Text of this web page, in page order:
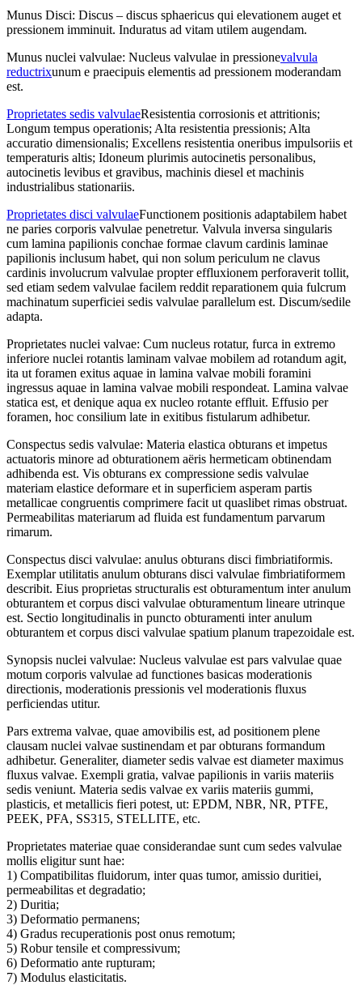
Munus Disci: Discus – discus sphaericus qui elevationem auget et
pressionem imminuit. Induratus ad vitam utilem augendam.
Munus nuclei valvulae: Nucleus valvulae in pressionevalvula
reductrixunum e praecipuis elementis ad pressionem moderandam
est.
Proprietates sedis valvulaeResistentia corrosionis et attritionis;
Longum tempus operationis; Alta resistentia pressionis; Alta
accuratio dimensionalis; Excellens resistentia oneribus impulsoriis et
temperaturis altis; Idoneum plurimis autocinetis personalibus,
autocinetis levibus et gravibus, machinis diesel et machinis
industrialibus stationariis.
Proprietates disci valvulaeFunctionem positionis adaptabilem habet
ne paries corporis valvulae penetretur. Valvula inversa singularis
cum lamina papilionis conchae formae clavum cardinis laminae
papilionis inclusum habet, qui non solum periculum ne clavus
cardinis involucrum valvulae propter effluxionem perforaverit tollit,
sed etiam sedem valvulae facilem reddit reparationem quia fulcrum
machinatum superficiei sedis valvulae parallelum est. Discum/sedile
adapta.
Proprietates nuclei valvae: Cum nucleus rotatur, furca in extremo
inferiore nuclei rotantis laminam valvae mobilem ad rotandum agit,
ita ut foramen exitus aquae in lamina valvae mobili foramini
ingressus aquae in lamina valvae mobili respondeat. Lamina valvae
statica est, et denique aqua ex nucleo rotante effluit. Effusio per
foramen, hoc consilium late in exitibus fistularum adhibetur.
Conspectus sedis valvulae: Materia elastica obturans et impetus
actuatoris minore ad obturationem aëris hermeticam obtinendam
adhibenda est. Vis obturans ex compressione sedis valvulae
materiam elastice deformare et in superficiem asperam partis
metallicae congruentis comprimere facit ut quaslibet rimas obstruat.
Permeabilitas materiarum ad fluida est fundamentum parvarum
rimarum.
Conspectus disci valvulae: anulus obturans disci fimbriatiformis.
Exemplar utilitatis anulum obturans disci valvulae fimbriatiformem
describit. Eius proprietas structuralis est obturamentum inter anulum
obturantem et corpus disci valvulae obturamentum lineare utrinque
est. Sectio longitudinalis in puncto obturamenti inter anulum
obturantem et corpus disci valvulae spatium planum trapezoidale est.
Synopsis nuclei valvulae: Nucleus valvulae est pars valvulae quae
motum corporis valvulae ad functiones basicas moderationis
directionis, moderationis pressionis vel moderationis fluxus
perficiendas utitur.
Pars extrema valvae, quae amovibilis est, ad positionem plene
clausam nuclei valvae sustinendam et par obturans formandum
adhibetur. Generaliter, diameter sedis valvae est diameter maximus
fluxus valvae. Exempli gratia, valvae papilionis in variis materiis
sedis veniunt. Materia sedis valvae ex variis materiis gummi,
plasticis, et metallicis fieri potest, ut: EPDM, NBR, NR, PTFE,
PEEK, PFA, SS315, STELLITE, etc.
Proprietates materiae quae considerandae sunt cum sedes valvulae
mollis eligitur sunt hae:
1) Compatibilitas fluidorum, inter quas tumor, amissio duritiei,
permeabilitas et degradatio;
2) Duritia;
3) Deformatio permanens;
4) Gradus recuperationis post onus remotum;
5) Robur tensile et compressivum;
6) Deformatio ante rupturam;
7) Modulus elasticitatis.